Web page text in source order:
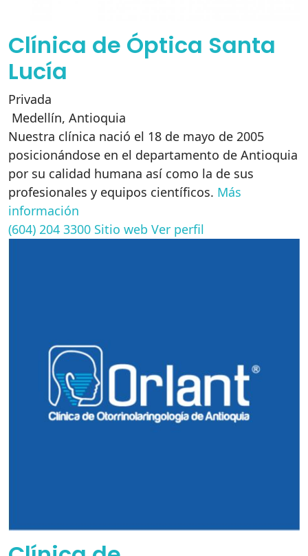
Clínica de Óptica Santa
Lucía
Privada
Medellín, Antioquia
Nuestra clínica nació el 18 de mayo de 2005
posicionándose en el departamento de Antioquia
por su calidad humana así como la de sus
profesionales y equipos científicos. Más
información
(604) 204 3300 Sitio web Ver perfil